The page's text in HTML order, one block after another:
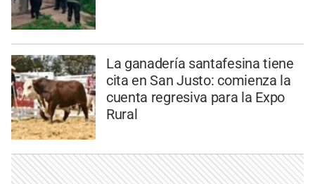
La ganadería santafesina tiene
cita en San Justo: comienza la
cuenta regresiva para la Expo
Rural